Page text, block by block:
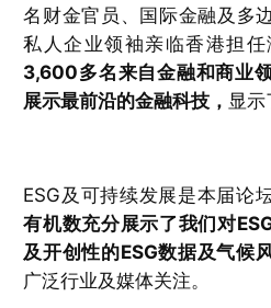
名财金官员、国际金融及多
私人企业领袖亲临香港担任
3,600多名来自金融和商业
展示最前沿的金融科技， 显示
ESG及可持续发展是本届论
有机数充分展示了我们对
及开创性的ESG数据及气候
广泛行业及媒体关注。